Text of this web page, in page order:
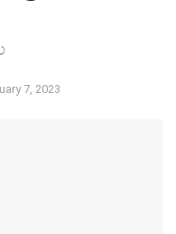
7, 2023